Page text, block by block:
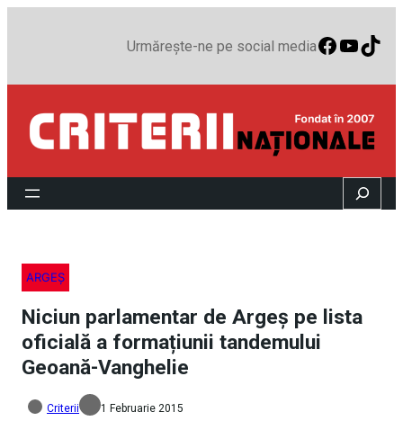
Urmărește-ne pe social media
Search
ARGEȘ
Niciun parlamentar de Argeș pe lista
oficială a formațiunii tandemului
Geoană-Vanghelie
Criterii 1 Februarie 2015